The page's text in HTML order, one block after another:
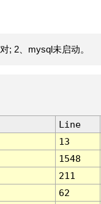
; 2、mysql未启动。
Line
13
1548
211
62